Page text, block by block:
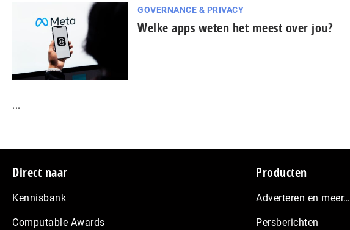
GOVERNANCE & PRIVACY
Welke apps weten het meest over jou?
...
Footer
Direct naar
Kennisbank
Computable Awards
Producten
Adverteren en meer…
Persberichten